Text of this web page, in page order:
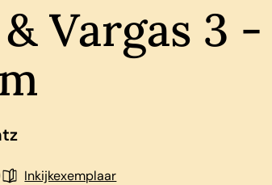
Vargas 3
Inkijkexemplaar